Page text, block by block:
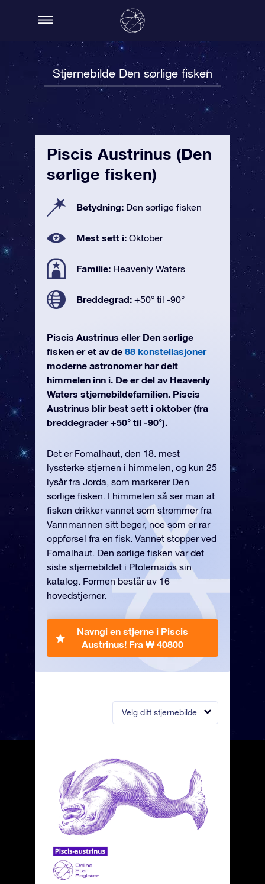
Stjernebilde Den sørlige fisken
Velg ditt stjernebilde
Piscis Austrinus (Den
sørlige fisken)
Betydning: Den sørlige fisken
Mest sett i: Oktober
Familie: Heavenly Waters
Breddegrad: +50° til -90°
Piscis Austrinus eller Den sørlige
fisken er et av de 88 konstellasjoner
moderne astronomer har delt
himmelen inn i. De er del av Heavenly
Waters stjernebildefamilien. Piscis
Austrinus blir best sett i oktober (fra
breddegrader +50° til -90°).
Det er Fomalhaut, den 18. mest
lyssterke stjernen i himmelen, og kun 25
lysår fra Jorda, som markerer Den
sørlige fisken. I himmelen så ser man at
fisken drikker vannet som strømmer fra
Vannmannen sitt beger, noe som er rar
oppførsel fra en fisk. Vannet stopper ved
Fomalhaut. Den sørlige fisken var det
siste stjernebildet i Ptolemaios sin
katalog. Formen består av 16
hovedstjerner.
Navngi en stjerne i Piscis
Austrinus! Fra ₩ 40800